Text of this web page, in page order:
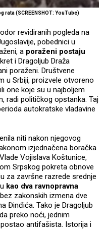
rata (SCREENSHOT: YouTube)
revidiranih pogleda na
pobednici u
a poraženi postaju
i Dragoljub Draža
poraženi. Društvene
u Srbiji, proizvele otvoreno
one koje su u najboljem
radi političkog opstanka. Taj
autokratske vladavine
niti nakon njegovog
izjednačena boračka
Vojislava Koštunice,
Srpskog pokreta obnove
za završne razrede srednje
kao dva ravnopravna
zakonskih izmena dve
Đinđića. Tako je Dragoljub
preko noći, jednim
antifašista. Istorija i